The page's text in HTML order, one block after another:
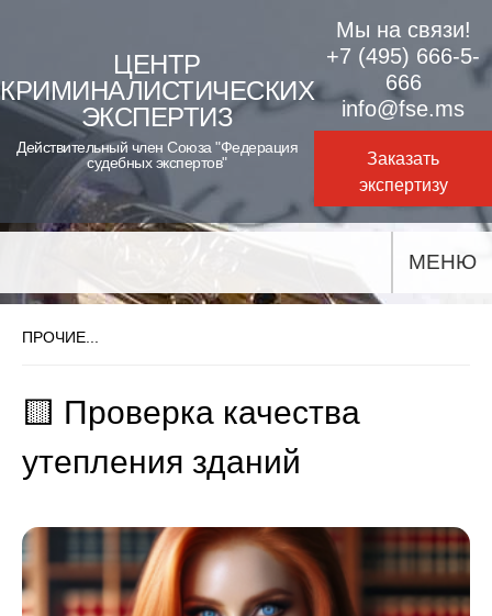
content
ЦЕНТР
КРИМИНАЛИСТИЧЕСКИХ
ЭКСПЕРТИЗ
Действительный член Союза "Федерация
судебных экспертов"
Мы на связи!
+7 (495) 666-5-
666
info@fse.ms
Заказать
экспертизу
МЕНЮ
ПРОЧИЕ...
🟨 Проверка качества
утепления зданий